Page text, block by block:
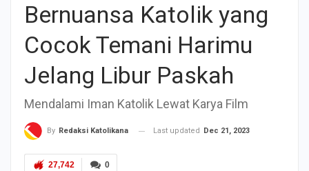
Bernuansa Katolik yang
Cocok Temani Harimu
Jelang Libur Paskah
Mendalami Iman Katolik Lewat Karya Film
By Redaksi Katolikana Last updated Dec 21, 2023
0
27,742